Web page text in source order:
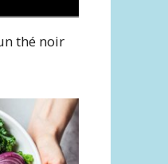
thé noir